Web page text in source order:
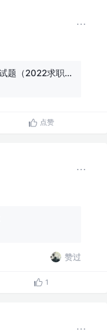
精心整理HTML/CSS面试题（2022求职必看）
点赞
赞过
1